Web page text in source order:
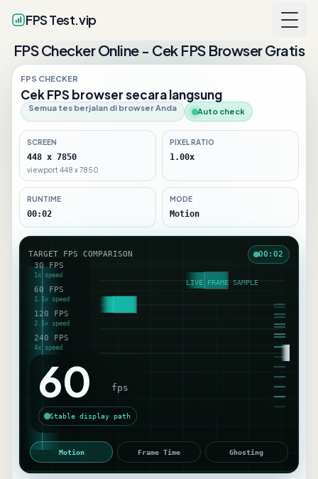
FPS Test.vip
FPS Checker Online - Cek FPS Browser Gratis
FPS CHECKER
Cek FPS browser secara langsung
Semua tes berjalan di browser Anda Auto check
SCREEN
448 x 7850
viewport 448 x 7850
PIXEL RATIO
1.00x
RUNTIME
00:03
MODE
Motion
TARGET FPS COMPARISON 00:03
Motion Frame Time Ghosting
38 fps
Sampling frame pacing